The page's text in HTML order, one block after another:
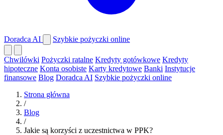
Doradca AI Szybkie pożyczki online
Chwilówki Pożyczki ratalne Kredyty gotówkowe Kredyty
hipoteczne Konta osobiste Karty kredytowe Banki Instytucje
finansowe Blog Doradca AI Szybkie pożyczki online
Strona główna
/
Blog
/
Jakie są korzyści z uczestnictwa w PPK?